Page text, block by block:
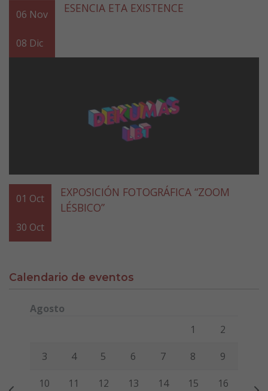
06 Nov
08 Dic
ESENCIA ETA EXISTENCE
01 Oct
30 Oct
EXPOSICIÓN FOTOGRÁFICA “ZOOM
LÉSBICO”
Calendario de eventos
Agosto
Viernes Sábado
1 2
3 4 5 6 7 8 9
10 11 12 13 14 15 16